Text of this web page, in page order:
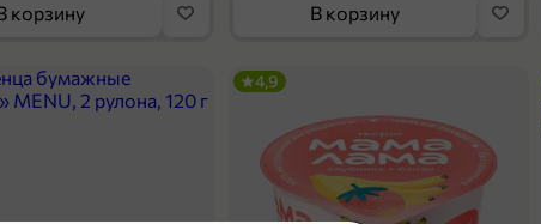
корзину В корзину
4,9